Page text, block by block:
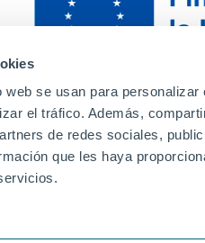
se usan para
el tráfico. Además,
de redes sociales,
que les haya
Contacto Canal de
Aviso Legal